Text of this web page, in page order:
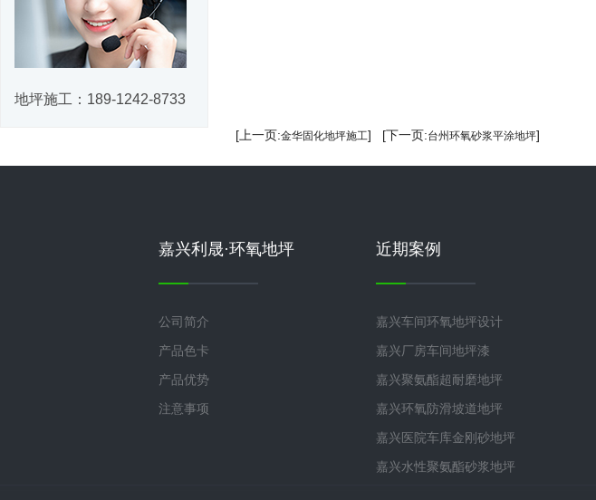
地坪施工： 189-1242-8733
[上一页:金华固化地坪施工] [下一页:台州环氧砂浆平涂地坪]
嘉兴利晟·环氧地坪
公司简介
产品色卡
产品优势
注意事项
近期案例
嘉兴车间环氧地坪设计
嘉兴厂房车间地坪漆
嘉兴聚氨酯超耐磨地坪
嘉兴环氧防滑坡道地坪
嘉兴医院车库金刚砂地坪
嘉兴水性聚氨酯砂浆地坪